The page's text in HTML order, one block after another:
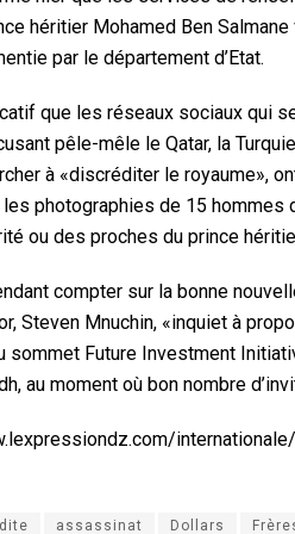
héritier Mohamed Ben
par le département d’Etat.
que les réseaux sociaux qui
pêle-mêle le Qatar, la
à «discréditer le royaume»,
les photographies de 15
ou des proches du prince
compter sur la bonne
Steven Mnuchin, «inquiet à
sommet Future Investment
au moment où bon nombre
assassinat Dollars